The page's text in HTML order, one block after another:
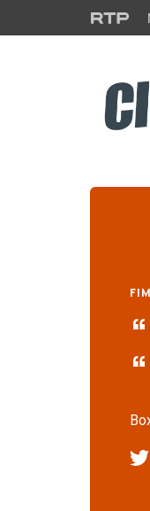
Saltar para o